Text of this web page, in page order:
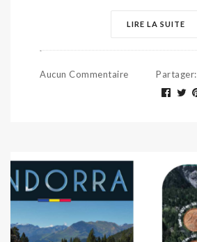
LIRE LA SUITE
Aucun Commentaire Partager: